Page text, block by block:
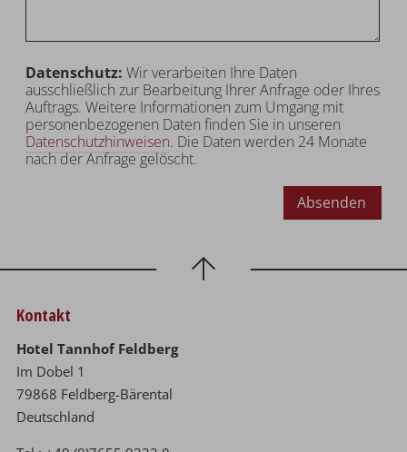
Datenschutz:Wir verarbeiten Ihre Daten
ausschließlich zur Bearbeitung Ihrer Anfrage oder Ihres
Auftrags. Weitere Informationen zum Umgang mit
personenbezogenen Daten finden Sie in unseren
Datenschutzhinweisen. Die Daten werden 24 Monate
nach der Anfrage gelöscht.
Absenden
Kontakt
Hotel Tannhof Feldberg
Im Dobel 1
79868 Feldberg-Bärental
Deutschland